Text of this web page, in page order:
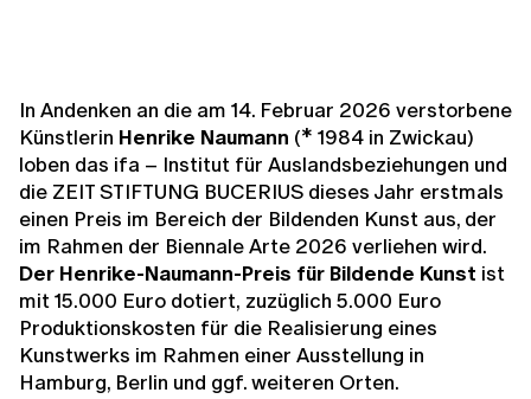
In Andenken an die am 14. Februar 2026 verstorbene
Künstlerin Henrike Naumann (* 1984 in Zwickau)
loben das ifa – Institut für Auslandsbeziehungen und
die ZEIT STIFTUNG BUCERIUS dieses Jahr erstmals
einen Preis im Bereich der Bildenden Kunst aus, der
im Rahmen der Biennale Arte 2026 verliehen wird.
Der Henrike-Naumann-Preis für Bildende Kunst ist
mit 15.000 Euro dotiert, zuzüglich 5.000 Euro
Produktionskosten für die Realisierung eines
Kunstwerks im Rahmen einer Ausstellung in
Hamburg, Berlin und ggf. weiteren Orten.